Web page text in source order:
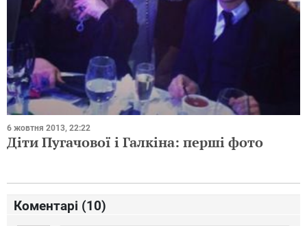
6 жовтня 2013, 22:22
Діти Пугачової і Галкіна: перші фото
Коментарі (10)